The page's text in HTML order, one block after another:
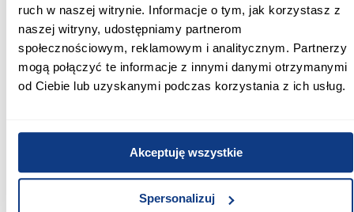
ruch w naszej witrynie. Informacje o tym, jak korzystasz z
naszej witryny, udostępniamy partnerom
społecznościowym, reklamowym i analitycznym. Partnerzy
mogą połączyć te informacje z innymi danymi otrzymanymi
od Ciebie lub uzyskanymi podczas korzystania z ich usług.
Akceptuję wszystkie
Spersonalizuj
Kolor frontów:
biały
Kolor korpusu:
biały
Wykończenie korpusu: